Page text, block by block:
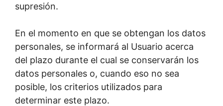
supresión.
En el momento en que se obtengan los datos
personales, se informará al Usuario acerca
del plazo durante el cual se conservarán los
datos personales o, cuando eso no sea
posible, los criterios utilizados para
determinar este plazo.